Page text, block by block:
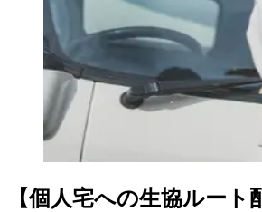
【個人宅への生協ルー